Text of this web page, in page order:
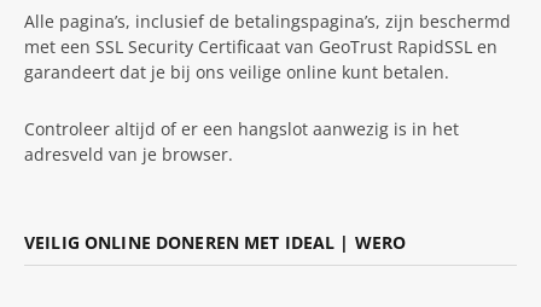
Alle pagina’s, inclusief de betalingspagina’s, zijn beschermd
met een SSL Security Certificaat van GeoTrust RapidSSL en
garandeert dat je bij ons veilige online kunt betalen.
Controleer altijd of er een hangslot aanwezig is in het
adresveld van je browser.
VEILIG ONLINE DONEREN MET IDEAL | WERO